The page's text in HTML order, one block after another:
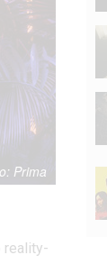
Prima
reality-